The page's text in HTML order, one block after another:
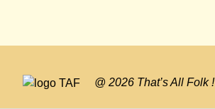
@ 2026 That’s All Folk !